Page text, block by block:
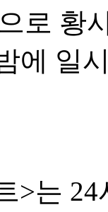
로 황
에 일
>는